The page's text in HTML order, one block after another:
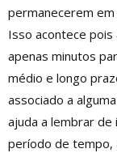
permanecerem
Isso acontece
apenas minutos
médio e longo
associado a
ajuda a lembrar
período de tempo,